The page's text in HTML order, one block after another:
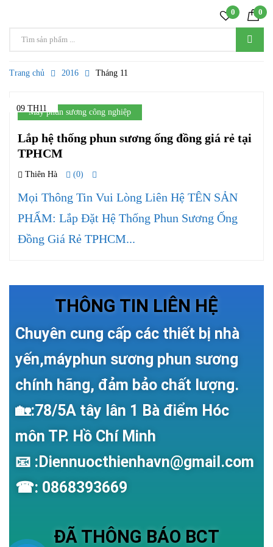
0 0
Trang chủ 2016 Tháng 11
09 TH11
Máy phun sương công nghiệp
Lắp hệ thống phun sương ống đồng giá rẻ tại
TPHCM
Thiên Hà (0)
Mọi Thông Tin Vui Lòng Liên Hệ TÊN SẢN
PHẨM: Lắp Đặt Hệ Thống Phun Sương Ống
Đồng Giá Rẻ TPHCM...
THÔNG TIN LIÊN HỆ
Chuyên cung cấp các thiết bị nhà
yến,máyphun sương phun sương
chính hãng, đảm bảo chất lượng.
🏡:78/5A tây lân 1 Bà điểm Hóc
môn TP. Hồ Chí Minh
📧 :Diennuocthienhavn@gmail.com
☎: 0868393669
ĐÃ THÔNG BÁO BCT